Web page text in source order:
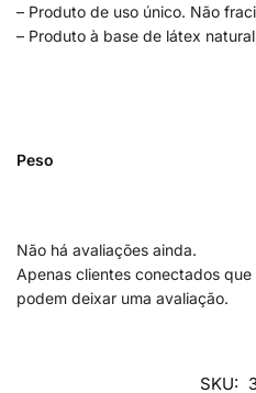
– Produto de uso único. Não
– Produto à base de látex
Peso
Não há avaliações ainda.
Apenas clientes conectados
podem deixar uma avaliação.
SKU: